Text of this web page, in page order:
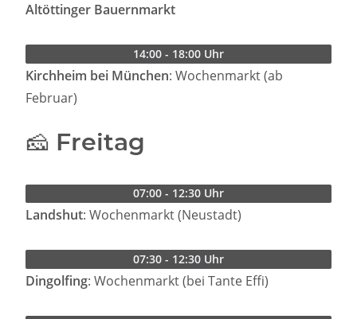
Altöttinger Bauernmarkt
14:00 - 18:00 Uhr
Kirchheim bei München: Wochenmarkt (ab
Februar)
🧀 Freitag
07:00 - 12:30 Uhr
Landshut: Wochenmarkt (Neustadt)
07:30 - 12:30 Uhr
Dingolfing: Wochenmarkt (bei Tante Effi)